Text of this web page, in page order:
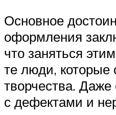
Основное
оформления
что заняться
те люди, которые
творчества. Даже
с дефектами и